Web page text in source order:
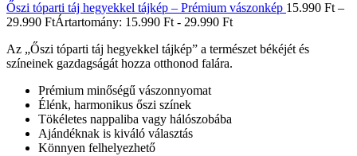
Őszi tóparti táj hegyekkel tájkép – Prémium vászonkép 15.990 Ft –
29.990 FtÁrtartomány: 15.990 Ft - 29.990 Ft
Az „Őszi tóparti táj hegyekkel tájkép” a természet békéjét és
színeinek gazdagságát hozza otthonod falára.
Prémium minőségű vászonnyomat
Élénk, harmonikus őszi színek
Tökéletes nappaliba vagy hálószobába
Ajándéknak is kiváló választás
Könnyen felhelyezhető